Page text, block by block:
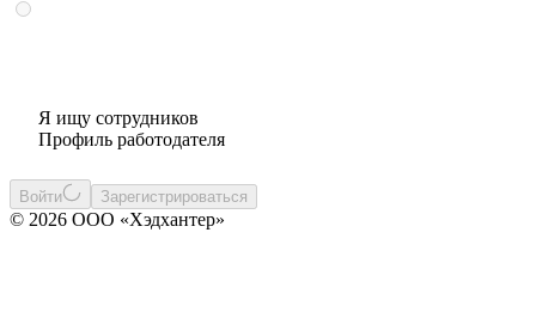
Я ищу сотрудников
Профиль работодателя
Войти Зарегистрироваться
© 2026 ООО «Хэдхантер»